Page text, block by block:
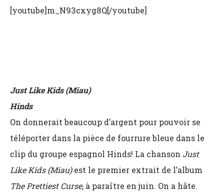
[youtube]m_N93cxyg8Q[/youtube]
Just Like Kids (Miau)
Hinds
On donnerait beaucoup d’argent pour pouvoir se
téléporter dans la pièce de fourrure bleue dans le
clip du groupe espagnol Hinds! La chanson Just
Like Kids (Miau)est le premier extrait de l’album
The Prettiest Curse, à paraître en juin. On a hâte.